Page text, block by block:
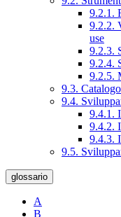
9.2.1.
9.2.2.
use
9.2.3.
9.2.4.
9.2.5.
9.3.
9.4.
9.4.1.
9.4.2.
9.4.3.
9.5.
glossario
A
B